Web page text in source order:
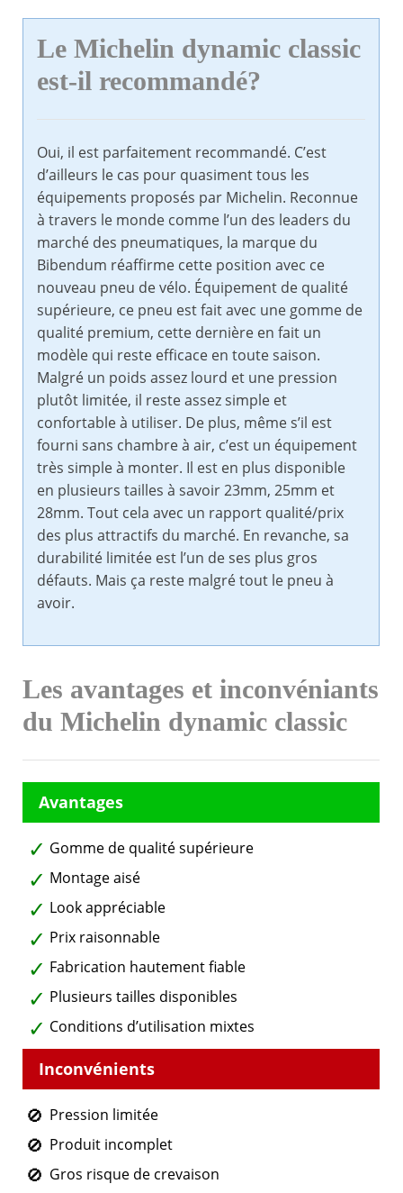
Le Michelin dynamic classic
est-il recommandé?
Oui, il est parfaitement recommandé. C’est
d’ailleurs le cas pour quasiment tous les
équipements proposés par Michelin. Reconnue
à travers le monde comme l’un des leaders du
marché des pneumatiques, la marque du
Bibendum réaffirme cette position avec ce
nouveau pneu de vélo. Équipement de qualité
supérieure, ce pneu est fait avec une gomme de
qualité premium, cette dernière en fait un
modèle qui reste efficace en toute saison.
Malgré un poids assez lourd et une pression
plutôt limitée, il reste assez simple et
confortable à utiliser. De plus, même s’il est
fourni sans chambre à air, c’est un équipement
très simple à monter. Il est en plus disponible
en plusieurs tailles à savoir 23mm, 25mm et
28mm. Tout cela avec un rapport qualité/prix
des plus attractifs du marché. En revanche, sa
durabilité limitée est l’un de ses plus gros
défauts. Mais ça reste malgré tout le pneu à
avoir.
Les avantages et inconvéniants
du Michelin dynamic classic
Gomme de qualité supérieure
Montage aisé
Look appréciable
Prix raisonnable
Fabrication hautement fiable
Plusieurs tailles disponibles
Conditions d’utilisation mixtes
Pression limitée
Produit incomplet
Gros risque de crevaison